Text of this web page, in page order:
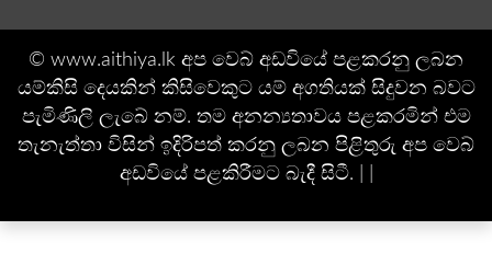
© www.aithiya.lk අප වෙබ් අඩවියේ පළකරනු ලබන
යම්කිසි දෙයකින් කිසිවෙකුට යම් අගතියක් සිදුවන බවට
පැමිණිලි ලැබේ නම්. තම අනන්‍යතාවය පළකරමින් එම
තැනැත්තා විසින් ඉදිරිපත් කරනු ලබන පිළිතුරු අප වෙබ්
අඩවියේ පළකිරීමට බැදී සිටී. | |